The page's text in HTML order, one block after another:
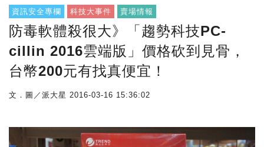
資訊安全專欄 科技大事件 賣場情報
防毒軟體殺很大》「趨勢科技PC-
cillin 2016雲端版」價格砍到見骨，
台幣200元有找真便宜！
文．圖／派大星 2016-03-16 15:36:02